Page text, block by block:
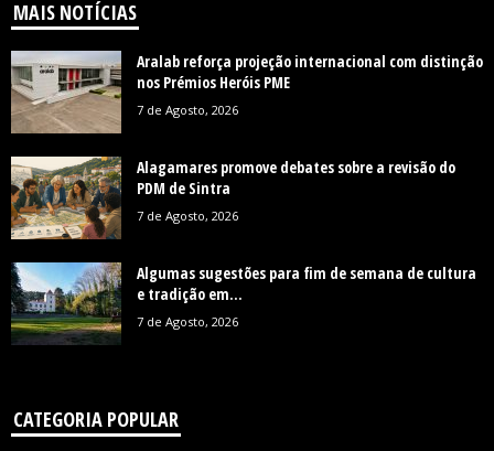
MAIS NOTÍCIAS
Aralab reforça projeção internacional com distinção
nos Prémios Heróis PME
7 de Agosto, 2026
Alagamares promove debates sobre a revisão do
PDM de Sintra
7 de Agosto, 2026
Algumas sugestões para fim de semana de cultura
e tradição em...
7 de Agosto, 2026
CATEGORIA POPULAR